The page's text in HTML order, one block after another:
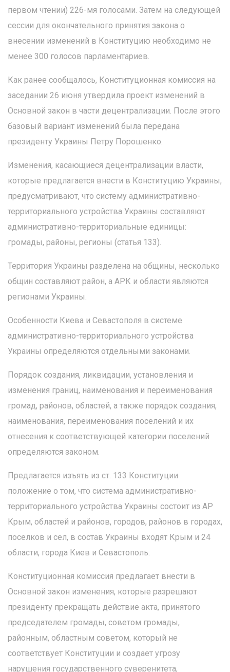
первом чтении) 226-мя голосами. Затем на следующей
сессии для окончательного принятия закона о
внесении изменений в Конституцию необходимо не
менее 300 голосов парламентариев.
Как ранее сообщалось, Конституционная комиссия на
заседании 26 июня утвердила проект изменений в
Основной закон в части децентрализации. После этого
базовый вариант изменений была передана
президенту Украины Петру Порошенко.
Изменения, касающиеся децентрализации власти,
которые предлагается внести в Конституцию Украины,
предусматривают, что систему административно-
территориального устройства Украины составляют
административно-территориальные единицы:
громады, районы, регионы (статья 133).
Территория Украины разделена на общины, несколько
общин составляют район, а АРК и области являются
регионами Украины.
Особенности Киева и Севастополя в системе
административно-территориального устройства
Украины определяются отдельными законами.
Порядок создания, ликвидации, установления и
изменения границ, наименования и переименования
громад, районов, областей, а также порядок создания,
наименования, переименования поселений и их
отнесения к соответствующей категории поселений
определяются законом.
Предлагается изъять из ст. 133 Конституции
положение о том, что система административно-
территориального устройства Украины состоит из АР
Крым, областей и районов, городов, районов в городах,
поселков и сел, в состав Украины входят Крым и 24
области, города Киев и Севастополь.
Конституционная комиссия предлагает внести в
Основной закон изменения, которые разрешают
президенту прекращать действие акта, принятого
председателем громады, советом громады,
районным, областным советом, который не
соответствует Конституции и создает угрозу
нарушения государственного суверенитета,